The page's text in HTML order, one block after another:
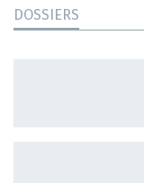
DOSSIERS